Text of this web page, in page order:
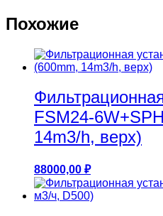
Похожие
FSM24-
14m3/h, верх)
88000,00 ₽